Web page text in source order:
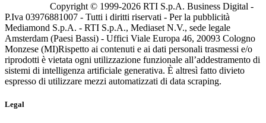
Copyright © 1999-2026 RTI S.p.A. Business Digital -
P.Iva 03976881007 - Tutti i diritti riservati - Per la pubblicità
Mediamond S.p.A. - RTI S.p.A., Mediaset N.V., sede legale
Amsterdam (Paesi Bassi) - Uffici Viale Europa 46, 20093 Cologno
Monzese (MI)Rispetto ai contenuti e ai dati personali trasmessi e/o
riprodotti è vietata ogni utilizzazione funzionale all’addestramento di
sistemi di intelligenza artificiale generativa. È altresì fatto divieto
espresso di utilizzare mezzi automatizzati di data scraping.
Legal